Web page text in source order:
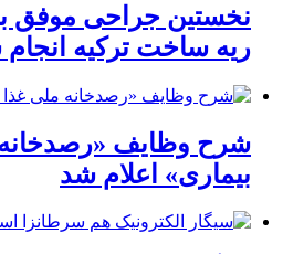
نخستین جراحی موفق
ریه ساخت ترکیه
شرح وظایف
بیماری» اعلام شد